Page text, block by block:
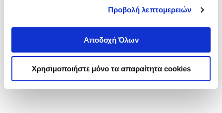
Προβολή λεπτομερειών
Αποδοχή Όλων
Χρησιμοποιήστε μόνο τα απαραίτητα cookies